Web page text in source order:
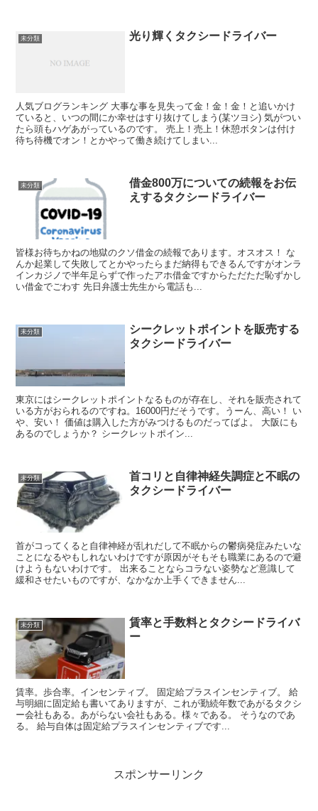
未分類 光り輝くタクシードライバー
人気ブログランキング 大事な事を見失って金！金！金！と追いかけ
ていると、いつの間にか幸せはすり抜けてしまう(某ツヨシ) 気がつい
たら頭もハゲあがっているのです。 売上！売上！休憩ボタンは付け
待ち待機でオン！とかやって働き続けてしまい...
未分類
借金800万についての続報をお伝
えするタクシードライバー
皆様お待ちかねの地獄のクソ借金の続報であります。オスオス！ な
んか起業して失敗してとかやったらまだ納得もできるんですがオンラ
インカジノで半年足らずで作ったアホ借金ですからただただ恥ずかし
い借金でごわす 先日弁護士先生から電話も...
未分類
シークレットポイントを販売する
タクシードライバー
東京にはシークレットポイントなるものが存在し、それを販売されて
いる方がおられるのですね。16000円だそうです。うーん、高い！ い
や、安い！ 価値は購入した方がみつけるものだってばよ。 大阪にも
あるのでしょうか？ シークレットポイン...
未分類
首コリと自律神経失調症と不眠の
タクシードライバー
首がコってくると自律神経が乱れだして不眠からの鬱病発症みたいな
ことになるやもしれないわけですが原因がそもそも職業にあるので避
けようもないわけです。 出来ることならコラない姿勢など意識して
緩和させたいものですが、なかなか上手くできません...
未分類
賃率と手数料とタクシードライバ
ー
賃率。歩合率。インセンティブ。 固定給プラスインセンティブ。 給
与明細に固定給も書いてありますが、これが勤続年数であがるタクシ
ー会社もある。あがらない会社もある。様々である。 そうなのであ
る。 給与自体は固定給プラスインセンティブです...
スポンサーリンク